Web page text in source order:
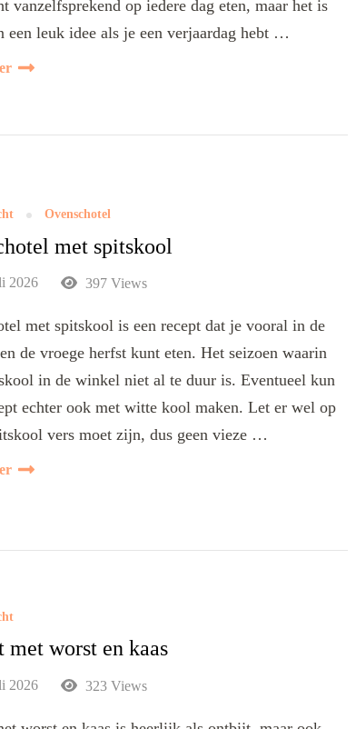
vanzelfsprekend op iedere dag eten, maar het is
een leuk idee als je een verjaardag hebt …
Ovenschotel
met spitskool
2026 397 Views
met spitskool is een recept dat je vooral in de
de vroege herfst kunt eten. Het seizoen waarin
in de winkel niet al te duur is. Eventueel kun
echter ook met witte kool maken. Let er wel op
vers moet zijn, dus geen vieze …
met worst en kaas
2026 323 Views